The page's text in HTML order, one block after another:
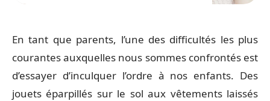
En tant que parents, l’une des difficultés les plus
courantes auxquelles nous sommes confrontés est
d’essayer d’inculquer l’ordre à nos enfants. Des
jouets éparpillés sur le sol aux vêtements laissés